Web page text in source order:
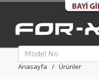
Anasayfa Ürünler